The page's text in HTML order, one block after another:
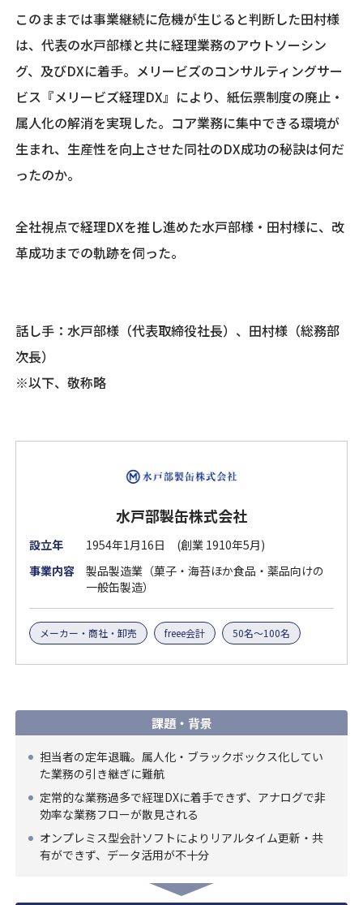
このままでは事業継続に危機が生じると判断した田村様
は、代表の水戸部様と共に経理業務のアウトソーシン
グ、及びDXに着手。メリービズのコンサルティングサー
ビス『メリービズ経理DX』により、紙伝票制度の廃止・
属人化の解消を実現した。コア業務に集中できる環境が
生まれ、生産性を向上させた同社のDX成功の秘訣は何だ
ったのか。
全社視点で経理DXを推し進めた水戸部様・田村様に、改
革成功までの軌跡を伺った。
話し手：水戸部様（代表取締役社長）、田村様（総務部
次長）
※以下、敬称略
水戸部製缶株式会社
設立年
1954年1月16日 (創業 1910年5月)
事業内容
製品製造業（菓子・海苔ほか食品・薬品向けの
一般缶製造）
メーカー・商社・卸売 freee会計 50名～100名
課題・背景
担当者の定年退職。属人化・ブラックボックス化してい
た業務の引き継ぎに難航
定常的な業務過多で経理DXに着手できず、アナログで非
効率な業務フローが散見される
オンプレミス型会計ソフトによりリアルタイム更新・共
有ができず、データ活用が不十分